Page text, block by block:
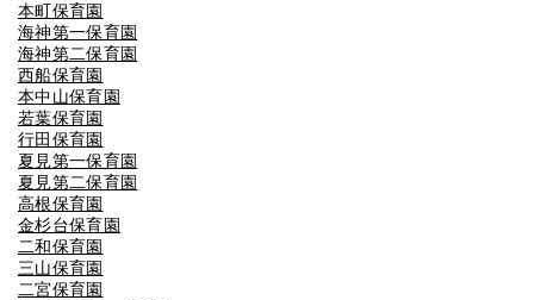
本町保育園
海神第一保育園
海神第二保育園
西船保育園
本中山保育園
若葉保育園
行田保育園
夏見第一保育園
夏見第二保育園
高根保育園
金杉台保育園
二和保育園
三山保育園
二宮保育園